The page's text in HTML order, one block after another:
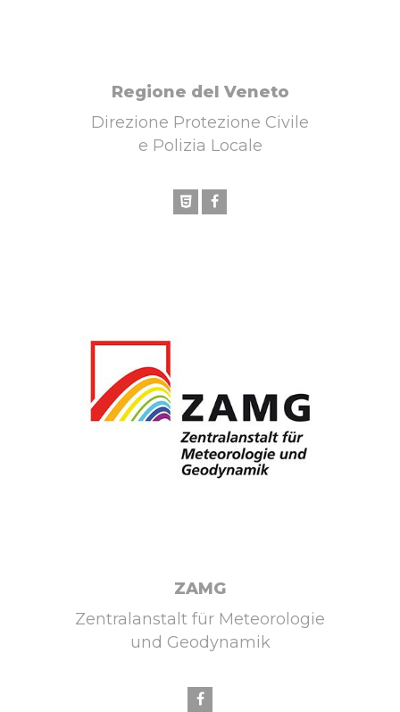
Regione del Veneto
Direzione Protezione Civile
e Polizia Locale
ZAMG
Zentralanstalt für Meteorologie
und Geodynamik